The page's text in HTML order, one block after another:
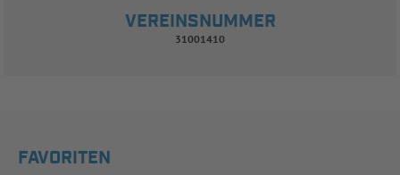
VEREINSNUMMER
31001410
FAVORITEN